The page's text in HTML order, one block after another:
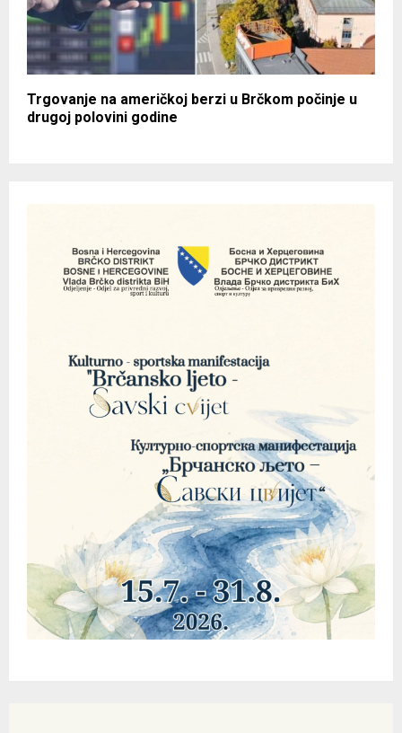
Trgovanje na američkoj berzi u Brčkom počinje u
drugoj polovini godine